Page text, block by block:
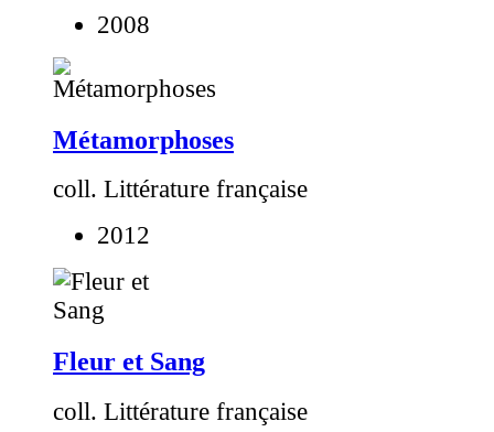
2008
Métamorphoses
coll. Littérature française
2012
Fleur et Sang
coll. Littérature française